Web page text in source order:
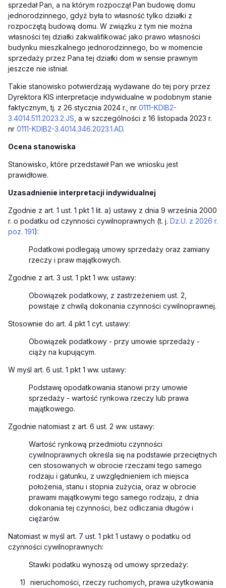
sprzedał Pan, a na którym rozpoczął Pan budowę domu
jednorodzinnego, gdyż była to własność tylko działki z
rozpoczętą budową domu. W związku z tym nie można
własności tej działki zakwalifikować jako prawo własności
budynku mieszkalnego jednorodzinnego, bo w momencie
sprzedaży przez Pana tej działki dom w sensie prawnym
jeszcze nie istniał.
Takie stanowisko potwierdzają wydawane do tej pory przez
Dyrektora KIS interpretacje indywidualne w podobnym stanie
faktycznym, tj. z 26 stycznia 2024 r., nr 0111-KDIB2-
3.4014.511.2023.2.JS , a w szczególności z 16 listopada 2023 r.
nr 0111-KDIB2-3.4014.346.2023.1.AD.
Ocena stanowiska
Stanowisko, które przedstawił Pan we wniosku jest
prawidłowe.
Uzasadnienie interpretacji indywidualnej
Zgodnie z art. 1 ust. 1 pkt 1 lit. a) ustawy z dnia 9 września 2000
r. o podatku od czynności cywilnoprawnych (t. j. Dz.U. z 2026 r.
poz. 191):
Podatkowi podlegają umowy sprzedaży oraz zamiany
rzeczy i praw majątkowych.
Zgodnie z art. 3 ust. 1 pkt 1 ww. ustawy:
Obowiązek podatkowy, z zastrzeżeniem ust. 2,
powstaje z chwilą dokonania czynności cywilnoprawnej.
Stosownie do art. 4 pkt 1 cyt. ustawy:
Obowiązek podatkowy - przy umowie sprzedaży -
ciąży na kupującym.
W myśl art. 6 ust. 1 pkt 1 ww. ustawy:
Podstawę opodatkowania stanowi przy umowie
sprzedaży - wartość rynkowa rzeczy lub prawa
majątkowego.
Zgodnie natomiast z art. 6 ust. 2 ww. ustawy:
Wartość rynkową przedmiotu czynności
cywilnoprawnych określa się na podstawie przeciętnych
cen stosowanych w obrocie rzeczami tego samego
rodzaju i gatunku, z uwzględnieniem ich miejsca
położenia, stanu i stopnia zużycia, oraz w obrocie
prawami majątkowymi tego samego rodzaju, z dnia
dokonania tej czynności, bez odliczania długów i
ciężarów.
Natomiast w myśl art. 7 ust. 1 pkt 1 ustawy o podatku od
czynności cywilnoprawnych:
Stawki podatku wynoszą od umowy sprzedaży:
1) nieruchomości, rzeczy ruchomych, prawa użytkowania